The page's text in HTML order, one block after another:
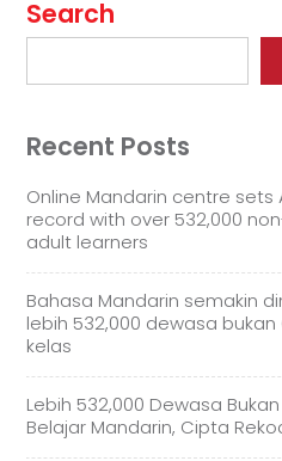
Search
Recent Posts
Online Mandarin centre sets
record with over 532,000
adult learners
Bahasa Mandarin semakin
lebih 532,000 dewasa bukan
kelas
Lebih 532,000 Dewasa
Belajar Mandarin, Cipta